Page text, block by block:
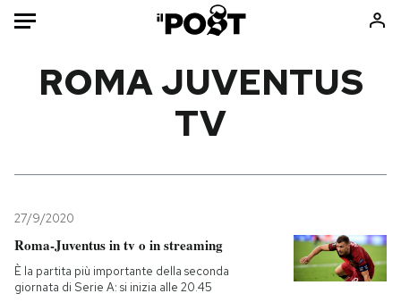
Mondo
Tecnologia
Internet
Scienza
Libri
Media
ROMA JUVENTUS
TV
27/9/2020
Roma-Juventus in tv o in streaming
È la partita più importante della seconda
giornata di Serie A: si inizia alle 20.45